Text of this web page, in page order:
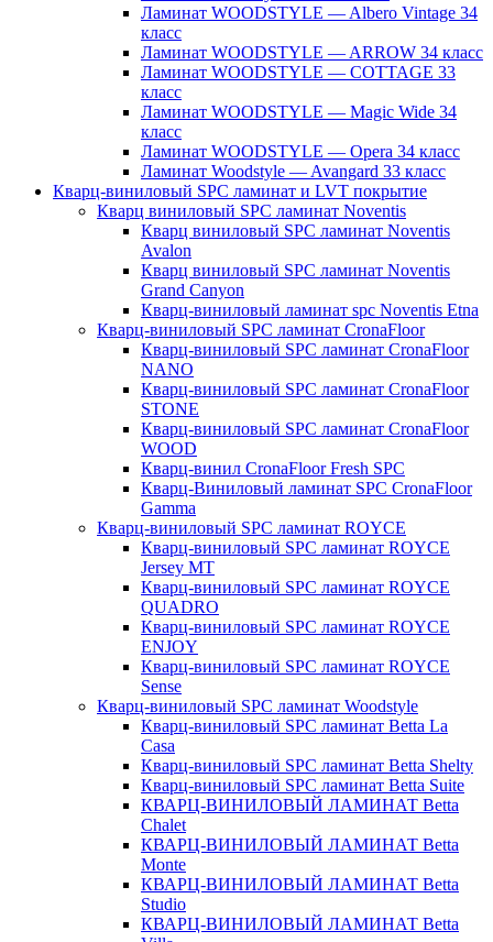
Ламинат WOODSTYLE — Albero Vintage 34
класс
Ламинат WOODSTYLE — ARROW 34 класс
Ламинат WOODSTYLE — COTTAGE 33
класс
Ламинат WOODSTYLE — Magic Wide 34
класс
Ламинат WOODSTYLE — Opera 34 класс
Ламинат Woodstyle — Avangard 33 класс
Кварц-виниловый SPC ламинат и LVT покрытие
Кварц виниловый SPC ламинат Noventis
Кварц виниловый SPC ламинат Noventis
Avalon
Кварц виниловый SPC ламинат Noventis
Grand Canyon
Кварц-виниловый ламинат spc Noventis Etna
Кварц-виниловый SPC ламинат CronaFloor
Кварц-виниловый SPC ламинат CronaFloor
NANO
Кварц-виниловый SPC ламинат CronaFloor
STONE
Кварц-виниловый SPC ламинат CronaFloor
WOOD
Кварц-винил CronaFloor Fresh SPC
Кварц-Виниловый ламинат SPC CronaFloor
Gamma
Кварц-виниловый SPC ламинат ROYCE
Кварц-виниловый SPC ламинат ROYCE
Jersey MT
Кварц-виниловый SPC ламинат ROYCE
QUADRO
Кварц-виниловый SPC ламинат ROYCE
ENJOY
Кварц-виниловый SPC ламинат ROYCE
Sense
Кварц-виниловый SPC ламинат Woodstyle
Кварц-виниловый SPC ламинат Betta La
Casa
Кварц-виниловый SPC ламинат Betta Shelty
Кварц-виниловый SPC ламинат Betta Suite
КВАРЦ-ВИНИЛОВЫЙ ЛАМИНАТ Betta
Chalet
КВАРЦ-ВИНИЛОВЫЙ ЛАМИНАТ Betta
Monte
КВАРЦ-ВИНИЛОВЫЙ ЛАМИНАТ Betta
Studio
КВАРЦ-ВИНИЛОВЫЙ ЛАМИНАТ Betta